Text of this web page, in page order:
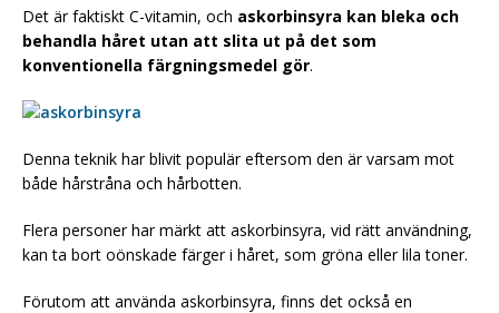
Det är faktiskt C-vitamin, och askorbinsyra kan bleka och
behandla håret utan att slita ut på det som
konventionella färgningsmedel gör.
Denna teknik har blivit populär eftersom den är varsam mot
både hårstråna och hårbotten.
Flera personer har märkt att askorbinsyra, vid rätt användning,
kan ta bort oönskade färger i håret, som gröna eller lila toner.
Förutom att använda askorbinsyra, finns det också en